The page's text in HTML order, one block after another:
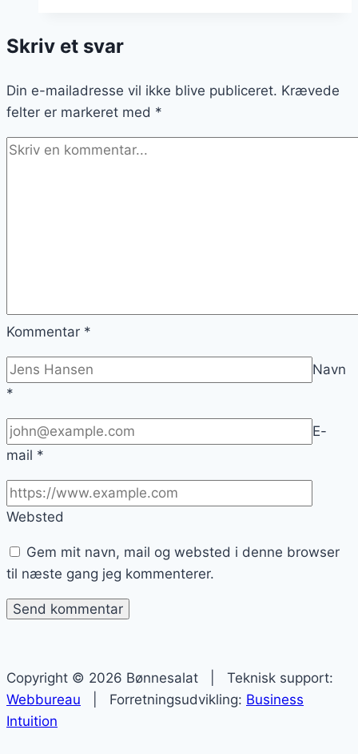
yoghurt
Skriv et svar
Din e-mailadresse vil ikke blive publiceret. Krævede
felter er markeret med *
Kommentar *
Navn
*
E-
mail *
Websted
Gem mit navn, mail og websted i denne browser
til næste gang jeg kommenterer.
Copyright © 2026 Bønnesalat | Teknisk support:
Webbureau | Forretningsudvikling: Business
Intuition